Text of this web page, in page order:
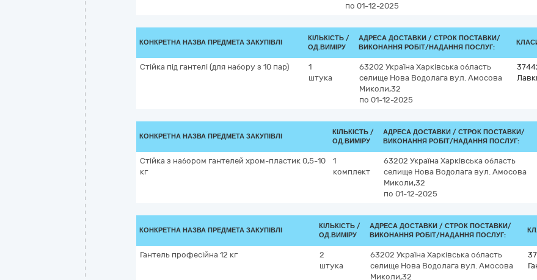
по 01-12-2025
КОНКРЕТНА НАЗВА ПРЕДМЕТА ЗАКУПІВЛІ
КІЛЬКІСТЬ /
ОД.ВИМІРУ
АДРЕСА ДОСТАВКИ / СТРОК ПОСТАВКИ/
ВИКОНАННЯ РОБІТ/НАДАННЯ ПОСЛУГ:
Стійка під гантелі (для набору з 10 пар)
1
штука
63202 Україна Харківська область
селище Нова Водолага вул. Амосова
Миколи,32
по 01-12-2025
КОНКРЕТНА НАЗВА ПРЕДМЕТА ЗАКУПІВЛІ
КІЛЬКІСТЬ /
ОД.ВИМІРУ
АДРЕСА ДОСТАВКИ / СТРОК ПОСТАВКИ/
ВИКОНАННЯ РОБІТ/НАДАННЯ ПОСЛУГ:
Стійка з набором гантелей хром-пластик 0,5-10
кг
1
комплект
63202 Україна Харківська область
селище Нова Водолага вул. Амосова
Миколи,32
по 01-12-2025
КОНКРЕТНА НАЗВА ПРЕДМЕТА ЗАКУПІВЛІ
КІЛЬКІСТЬ /
ОД.ВИМІРУ
АДРЕСА ДОСТАВКИ / СТРОК ПОСТАВКИ/
ВИКОНАННЯ РОБІТ/НАДАННЯ ПОСЛУГ:
Гантель професійна 12 кг
2
штука
63202 Україна Харківська область
селище Нова Водолага вул. Амосова
Миколи,32